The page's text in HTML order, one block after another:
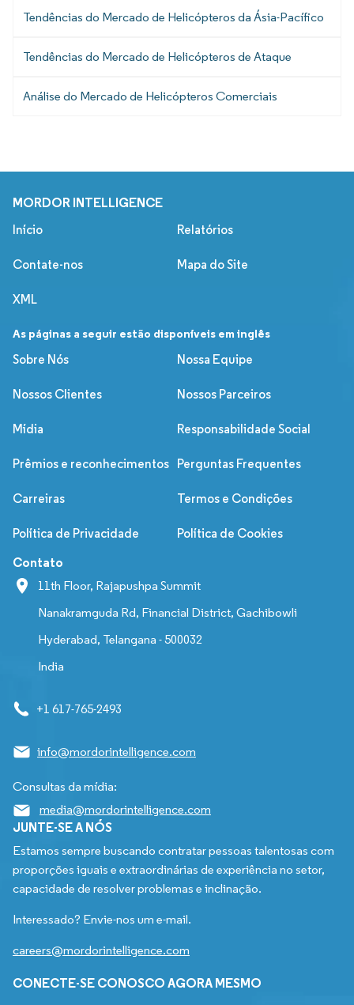
Tendências do Mercado de Helicópteros da Ásia-Pacífico
Tendências do Mercado de Helicópteros de Ataque
Análise do Mercado de Helicópteros Comerciais
MORDOR INTELLIGENCE
Início Relatórios
Contate-nos Mapa do Site
XML
As páginas a seguir estão disponíveis em inglês
Sobre Nós
Nossa Equipe
Nossos Clientes Nossos Parceiros
Mídia Responsabilidade Social
Prêmios e reconhecimentos Perguntas Frequentes
Carreiras Termos e Condições
Política de Privacidade Política de Cookies
Contato
11th Floor, Rajapushpa Summit
Nanakramguda Rd, Financial District, Gachibowli
Hyderabad, Telangana - 500032
India
+1 617-765-2493
info@mordorintelligence.com
Consultas da mídia:
media@mordorintelligence.com
JUNTE-SE A NÓS
Estamos sempre buscando contratar pessoas talentosas com
proporções iguais e extraordinárias de experiência no setor,
capacidade de resolver problemas e inclinação.
Interessado? Envie-nos um e-mail.
careers@mordorintelligence.com
CONECTE-SE CONOSCO AGORA MESMO